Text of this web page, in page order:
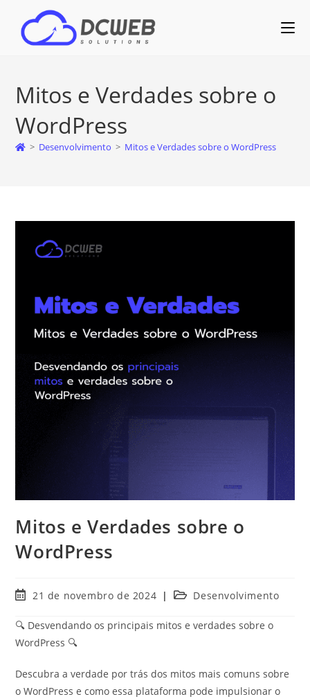
Mitos e Verdades sobre o
WordPress
> Desenvolvimento > Mitos e Verdades sobre o WordPress
Mitos e Verdades sobre o
WordPress
21 de novembro de 2024 Desenvolvimento
🔍 Desvendando os principais mitos e verdades sobre o
WordPress 🔍
Descubra a verdade por trás dos mitos mais comuns sobre
o WordPress e como essa plataforma pode impulsionar o